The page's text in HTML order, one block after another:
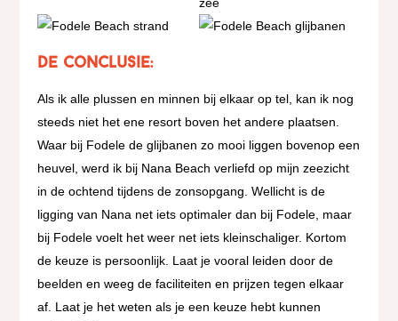
De conclusie:
Als ik alle plussen en minnen bij elkaar op tel, kan ik nog
steeds niet het ene resort boven het andere plaatsen.
Waar bij Fodele de glijbanen zo mooi liggen bovenop een
heuvel, werd ik bij Nana Beach verliefd op mijn zeezicht
in de ochtend tijdens de zonsopgang. Wellicht is de
ligging van Nana net iets optimaler dan bij Fodele, maar
bij Fodele voelt het weer net iets kleinschaliger. Kortom
de keuze is persoonlijk. Laat je vooral leiden door de
beelden en weeg de faciliteiten en prijzen tegen elkaar
af. Laat je het weten als je een keuze hebt kunnen